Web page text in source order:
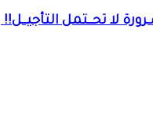
لا تحــتمل التأجيــل!!